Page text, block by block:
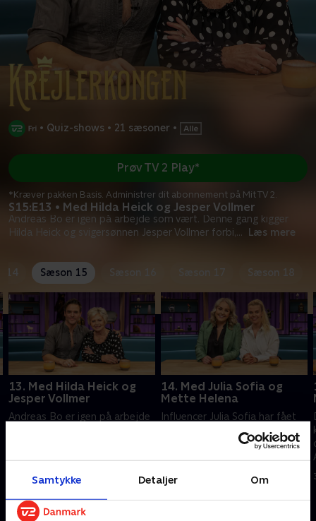
Samtykke Detaljer Om
• Quiz-shows • 21 sæsoner •
S15:E13 • Med Hilda Heick og Jesper Vollmer
Andreas Bo er igen på arbejde som vært. Denne gang kigger
Hilda Heick og svigersønnen Jesper Vollmer forbi,... Læs mere
Prøv TV 2 Play*
*Kræver pakken Basis. Administrer dit abonnement på Mit TV 2.
14 Sæson 15 Sæson 16 Sæson 17 Sæson 18
13. Med Hilda Heick og
Jesper Vollmer
Andreas Bo er igen på arbejde
Stokholm og Silas Holst.
29. august 2022 • 30 min
14. Med Julia Sofia og
Mette Helena
Influencer Julia Sofia har fået
hård hud på hænderne efter
sin rejse tværs over Atlanten,
Helena i en krejlerdyst?
30. august 2022 • 29 min
Andre så også